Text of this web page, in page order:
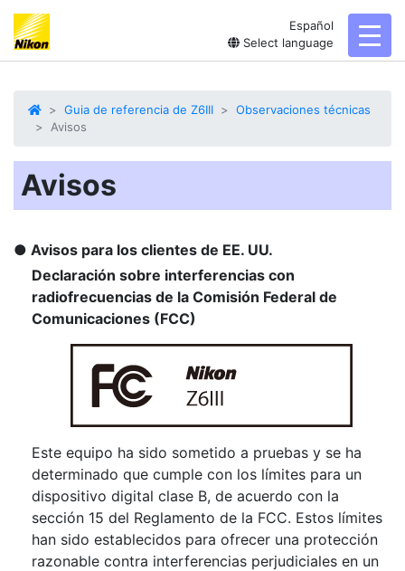
Español
Select language
Guia de referencia de Z6III
Observaciones técnicas
Avisos
Avisos
Avisos para los clientes de EE. UU.
Declaración sobre interferencias con
radiofrecuencias de la Comisión Federal de
Comunicaciones (FCC)
Este equipo ha sido sometido a pruebas y se ha
determinado que cumple con los límites para un
dispositivo digital clase B, de acuerdo con la
sección 15 del Reglamento de la FCC. Estos límites
han sido establecidos para ofrecer una protección
razonable contra interferencias perjudiciales en un